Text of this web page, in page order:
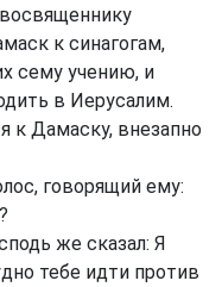
к синагогам,
сему учению, и
в Иерусалим.
к Дамаску, внезапно
говорящий ему:
же сказал: Я
тебе идти против